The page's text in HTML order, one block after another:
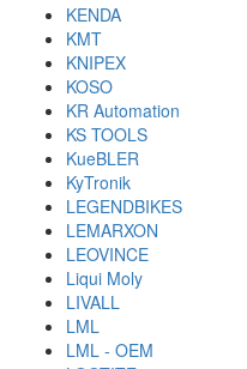
KENDA
KMT
KNIPEX
KOSO
KR Automation
KS TOOLS
KueBLER
KyTronik
LEGENDBIKES
LEMARXON
LEOVINCE
Liqui Moly
LIVALL
LML
LML - OEM